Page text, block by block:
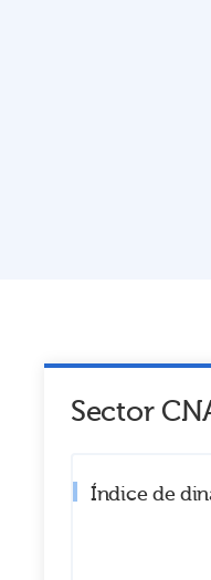
Sector
Índice de